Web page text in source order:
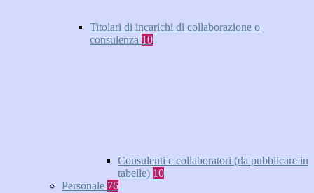
Titolari di incarichi di collaborazione o
consulenza 10
Consulenti e collaboratori (da pubblicare in
tabelle) 10
Personale 76